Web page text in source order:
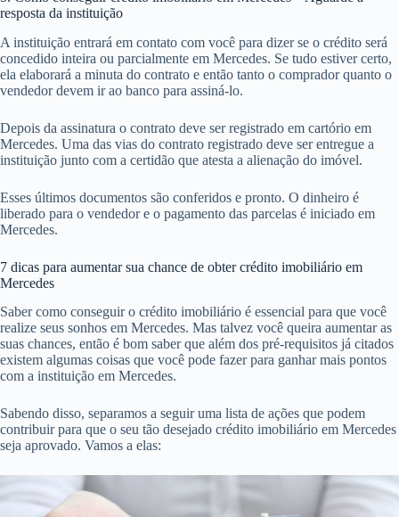
resposta da instituição
A instituição entrará em contato com você para dizer se o crédito será
concedido inteira ou parcialmente em Mercedes. Se tudo estiver certo,
ela elaborará a minuta do contrato e então tanto o comprador quanto o
vendedor devem ir ao banco para assiná-lo.
Depois da assinatura o contrato deve ser registrado em cartório em
Mercedes. Uma das vias do contrato registrado deve ser entregue a
instituição junto com a certidão que atesta a alienação do imóvel.
Esses últimos documentos são conferidos e pronto. O dinheiro é
liberado para o vendedor e o pagamento das parcelas é iniciado em
Mercedes.
7 dicas para aumentar sua chance de obter crédito imobiliário em
Mercedes
Saber como conseguir o crédito imobiliário é essencial para que você
realize seus sonhos em Mercedes. Mas talvez você queira aumentar as
suas chances, então é bom saber que além dos pré-requisitos já citados
existem algumas coisas que você pode fazer para ganhar mais pontos
com a instituição em Mercedes.
Sabendo disso, separamos a seguir uma lista de ações que podem
contribuir para que o seu tão desejado crédito imobiliário em Mercedes
seja aprovado. Vamos a elas: